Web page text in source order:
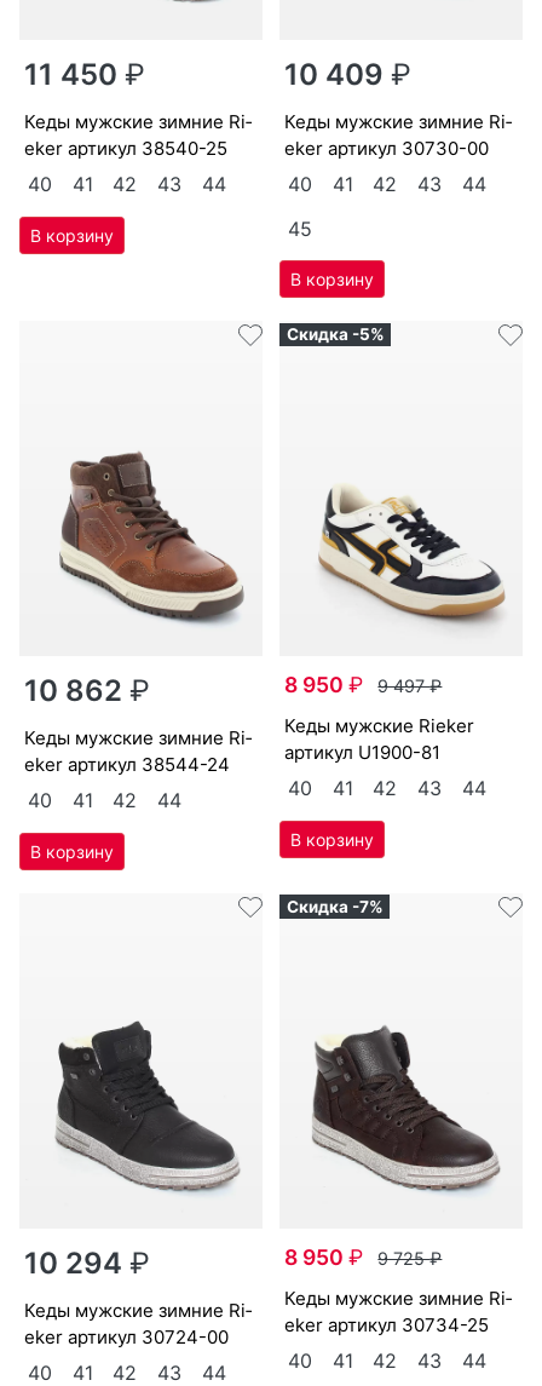
11 450₽
ке­ды мужс­кие зим­ние Ri­
eker артикул 38540-25
40 41 42 43 44
10 409₽
ке­ды мужс­кие зим­ние Ri­
eker артикул 30730-00
40 41 42 43
44
45
10 862₽
ке­ды мужс­кие зим­ние Ri­
eker артикул 38544-24
40 41 42 44
Скидка -5%
8 950₽ 9 497₽
ке­ды мужс­кие Ri­eker
артикул U1900-81
40 41 42 43 44
10 294₽
ке­ды мужс­кие зим­ние Ri­
eker артикул 30724-00
40 41 42 43
44
Скидка -7%
8 950₽ 9 725₽
ке­ды мужс­кие зим­ние Ri­
eker артикул 30734-25
40 41 42 43
44